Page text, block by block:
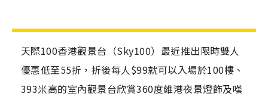
天際100香港觀景台（Sky100）最近推出限時雙人
優惠低至55折，折後每人$99就可以入場於100樓、
393米高的室內觀景台欣賞360度維港夜景燈飾及嘆